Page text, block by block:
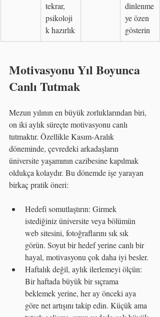
tekrar,
psikoloji
k hazırlık
dinlenme
ye özen
gösterin
Motivasyonu Yıl Boyunca
Canlı Tutmak
Mezun yılının en büyük zorluklarından biri,
on iki aylık süreçte motivasyonu canlı
tutmaktır. Özellikle Kasım-Aralık
döneminde, çevredeki arkadaşların
üniversite yaşamının cazibesine kapılmak
oldukça kolaydır. Bu dönemde işe yarayan
birkaç pratik öneri:
Hedefi somutlaştırın: Girmek
istediğiniz üniversite veya bölümün
web sitesini, fotoğraflarını sık sık
görün. Soyut bir hedef yerine canlı bir
hayal, motivasyonu çok daha iyi besler.
Haftalık değil, aylık ilerlemeyi ölçün:
Bir haftada büyük bir sıçrama
beklemek yerine, her ay önceki aya
göre net artışını takip edin. Küçük ama